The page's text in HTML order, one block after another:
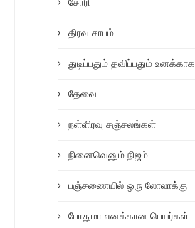
திரவ சாபம்
துடிப்பதும் தவிப்பதும் உனக்காக
தேவை
நள்ளிரவு சஞ்சலங்கள்
நினைவெனும் நிஜம்
பஞ்சணையில் ஒரு லோலாக்கு
போதுமா எனக்கான பெயர்கள்